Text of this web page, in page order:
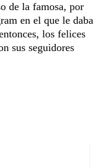
de la famosa, por
en el que le daba
los felices
sus seguidores